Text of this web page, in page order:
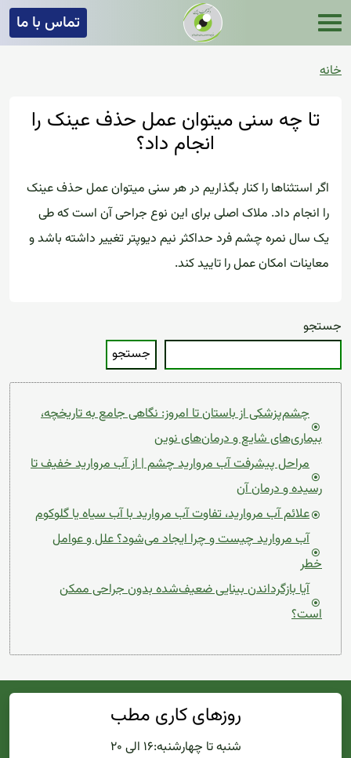
تماس با ما
خانه
تا چه سنی میتوان عمل حذف عینک را
انجام داد؟
اگر استثناها را کنار بگذاریم در هر سنی میتوان عمل حذف عینک
را انجام داد. ملاک اصلی برای این نوع جراحی آن است که طی
یک سال نمره چشم فرد حداکثر نیم دیوپتر تغییر داشته باشد و
معاینات امکان عمل را تایید کند.
جستجو
جستجو
چشم‌پزشکی از باستان تا امروز: نگاهی جامع به تاریخچه،
بیماری‌های شایع و درمان‌های نوین
مراحل پیشرفت آب مروارید چشم | از آب مروارید خفیف تا
رسیده و درمان آن
علائم آب مروارید، تفاوت آب مروارید با آب سیاه یا گلوکوم
آب مروارید چیست و چرا ایجاد می‌شود؟ علل و عوامل
خطر
آیا بازگرداندن بینایی ضعیف‌شده بدون جراحی ممکن
است؟
روزهای کاری مطب
شنبه تا چهارشنبه:۱۶ الی ۲۰